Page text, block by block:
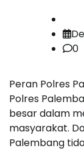
0
Peran Polres
Polres
besar dalam
masyarakat.
Palembang